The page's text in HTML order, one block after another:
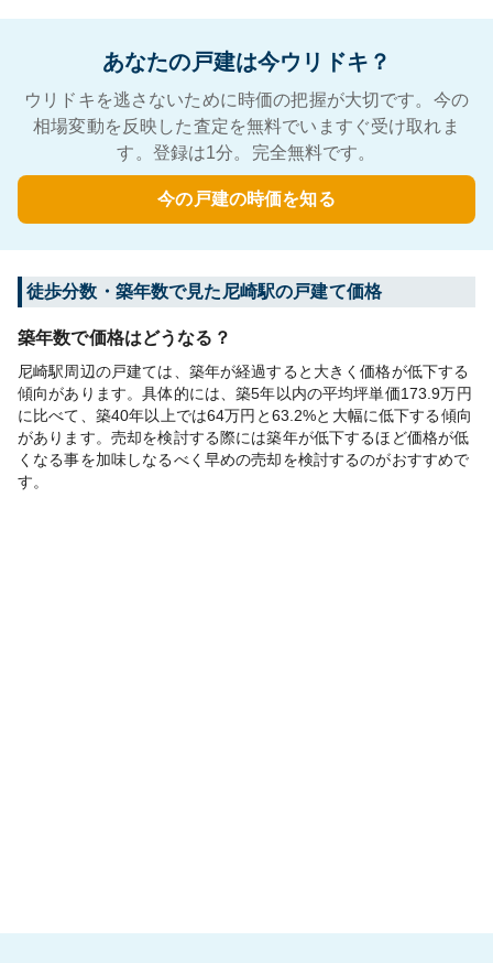
あなたの戸建は今ウリドキ？
ウリドキを逃さないために時価の把握が大切です。今の
相場変動を反映した査定を無料でいますぐ受け取れま
す。登録は1分。完全無料です。
今の戸建の時価を知る
徒歩分数・築年数で見た尼崎駅の戸建て価格
築年数で価格はどうなる？
尼崎駅周辺の戸建ては、築年が経過すると大きく価格が低下する
傾向があります。具体的には、築5年以内の平均坪単価173.9万円
に比べて、築40年以上では64万円と63.2%と大幅に低下する傾向
があります。売却を検討する際には築年が低下するほど価格が低
くなる事を加味しなるべく早めの売却を検討するのがおすすめで
す。